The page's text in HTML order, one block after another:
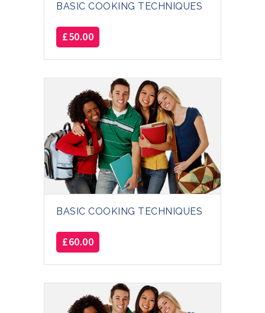
BASIC COOKING TECHNIQUES
£50.00
BASIC COOKING TECHNIQUES
£60.00